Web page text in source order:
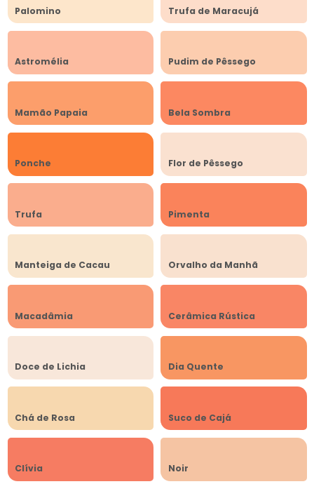
Palomino Trufa de Maracujá
Astromélia Pudim de Pêssego
Mamão Papaia Bela Sombra
Ponche Flor de Pêssego
Trufa Pimenta
Manteiga de Cacau Orvalho da Manhã
Macadâmia Cerâmica Rústica
Doce de Lichia Dia Quente
Chá de Rosa Suco de Cajá
Clívia Noir